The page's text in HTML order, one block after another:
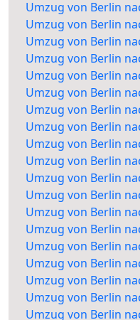
Umzug von Berlin
Umzug von Berlin
Umzug von Berlin
Umzug von Berlin
Umzug von Berlin
Umzug von Berlin
Umzug von Berlin
Umzug von Berlin
Umzug von Berlin
Umzug von Berlin
Umzug von Berlin
Umzug von Berlin
Umzug von Berlin
Umzug von Berlin
Umzug von Berlin
Umzug von Berlin
Umzug von Berlin
Umzug von Berlin
Umzug von Berlin